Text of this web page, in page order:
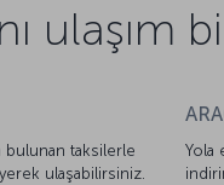
ulaşım
bulunan taksilerle
ulaşabilirsiniz.
Yola